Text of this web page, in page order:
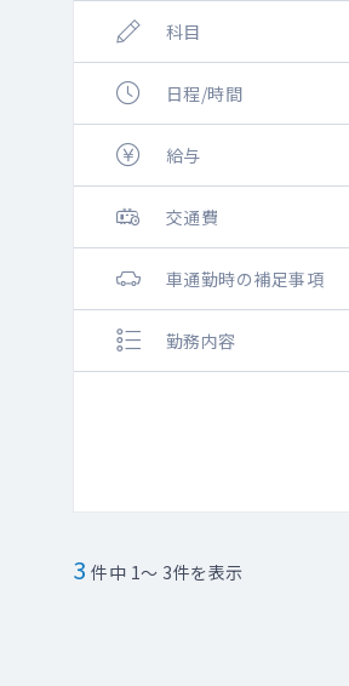
科目
日程/時間
給与
交通費
車通勤時の補足事項
勤務内容
3 件中 1～ 3件を表示